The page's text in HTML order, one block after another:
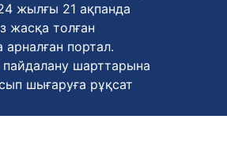
жылғы 21 ақпанда
жасқа толған
портал.
шарттарына
шығаруға рұқсат